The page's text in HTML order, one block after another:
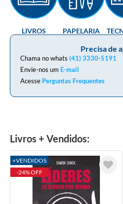
Precisa de
Chama no whats (41) 3330-5191
Envie-nos um E-mail
Acesse Perguntas Frequentes
LIVROS PAPELARIA
Livros + Vendidos:
+VENDIDOS
-24% OFF